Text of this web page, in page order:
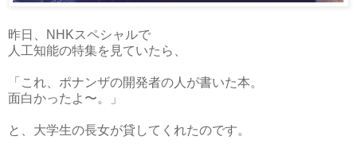
昨日、NHKスペシャルで
人工知能の特集を見ていたら、
「これ、ポナンザの開発者の人が書いた本。
面白かったよ〜。」
と、大学生の長女が貸してくれたのです。